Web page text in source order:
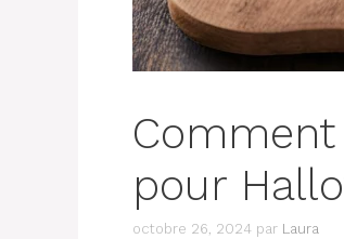
Comment
pour
octobre 26, 2024 par Laura